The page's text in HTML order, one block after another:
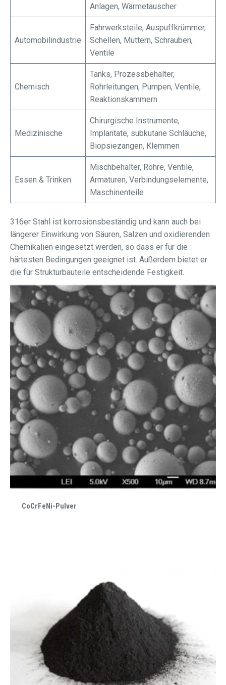
Anlagen, Wärmetauscher
Automobilindustrie
Fahrwerksteile, Auspuffkrümmer,
Schellen, Muttern, Schrauben,
Ventile
Chemisch
Tanks, Prozessbehälter,
Rohrleitungen, Pumpen, Ventile,
Reaktionskammern
Medizinische
Chirurgische Instrumente,
Implantate, subkutane Schläuche,
Biopsiezangen, Klemmen
Essen & Trinken
Mischbehälter, Rohre, Ventile,
Armaturen, Verbindungselemente,
Maschinenteile
316er Stahl ist korrosionsbeständig und kann auch bei
längerer Einwirkung von Säuren, Salzen und oxidierenden
Chemikalien eingesetzt werden, so dass er für die
härtesten Bedingungen geeignet ist. Außerdem bietet er
die für Strukturbauteile entscheidende Festigkeit.
CoCrFeNi-Pulver